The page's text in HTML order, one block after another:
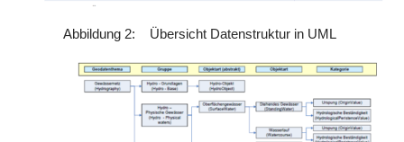
Abbildung 2: Übersicht Datenstruktur in UML